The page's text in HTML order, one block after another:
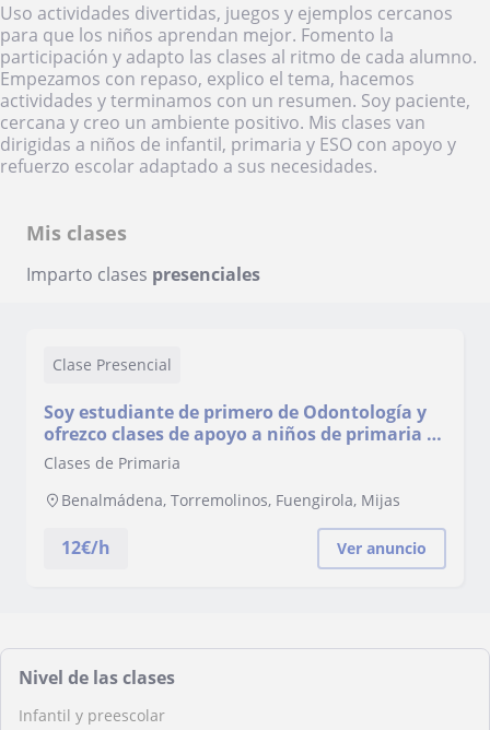
Uso actividades divertidas, juegos y ejemplos cercanos
para que los niños aprendan mejor. Fomento la
participación y adapto las clases al ritmo de cada alumno.
Empezamos con repaso, explico el tema, hacemos
actividades y terminamos con un resumen. Soy paciente,
cercana y creo un ambiente positivo. Mis clases van
dirigidas a niños de infantil, primaria y ESO con apoyo y
refuerzo escolar adaptado a sus necesidades.
Mis clases
Imparto clases presenciales
Clase Presencial
Soy estudiante de primero de Odontología y
ofrezco clases de apoyo a niños de primaria y
ESO.
Clases de Primaria
Benalmádena, Torremolinos, Fuengirola, Mijas
12€/h Ver anuncio
Nivel de las clases
Infantil y preescolar